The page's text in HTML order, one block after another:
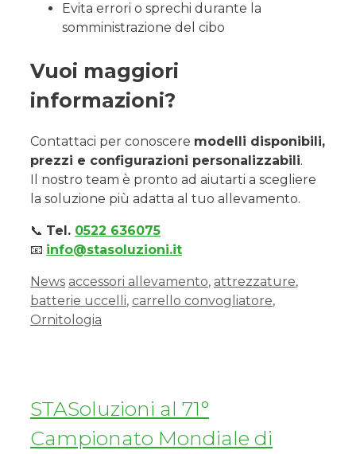
Evita errori o sprechi durante la
somministrazione del cibo
Vuoi maggiori
informazioni?
Contattaci per conoscere modelli disponibili,
prezzi e configurazioni personalizzabili.
Il nostro team è pronto ad aiutarti a scegliere
la soluzione più adatta al tuo allevamento.
📞 Tel. 0522 636075
📧 info@stasoluzioni.it
News accessori allevamento, attrezzature,
batterie uccelli, carrello convogliatore,
Ornitologia
STASoluzioni al 71°
Campionato Mondiale di